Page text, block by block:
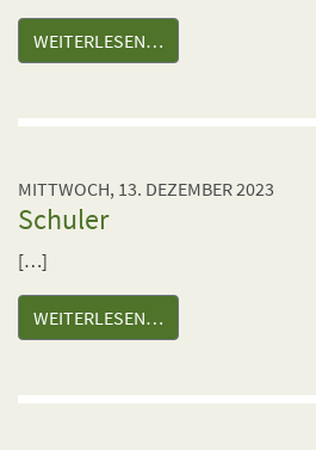
WEITERLESEN…
MITTWOCH, 13. DEZEMBER 2023
Schuler
[…]
WEITERLESEN…